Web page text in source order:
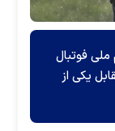
فوتبال
یکی از